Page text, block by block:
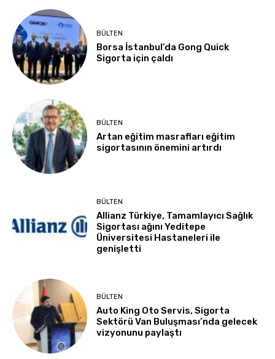
BÜLTEN
Borsa İstanbul’da Gong Quick
Sigorta için çaldı
BÜLTEN
Artan eğitim masrafları eğitim
sigortasının önemini artırdı
BÜLTEN
Allianz Türkiye, Tamamlayıcı Sağlık
Sigortası ağını Yeditepe
Üniversitesi Hastaneleri ile
genişletti
BÜLTEN
Auto King Oto Servis, Sigorta
Sektörü Van Buluşması’nda gelecek
vizyonunu paylaştı